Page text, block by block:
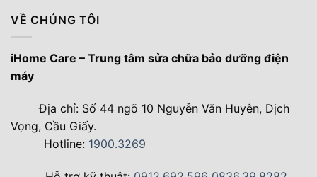
VỀ CHÚNG TÔI
iHome Care – Trung tâm sửa chữa bảo dưỡng điện
máy
Địa chỉ: Số 44 ngõ 10 Nguyễn Văn Huyên, Dịch
Vọng, Cầu Giấy.
Hotline: 1900.3269